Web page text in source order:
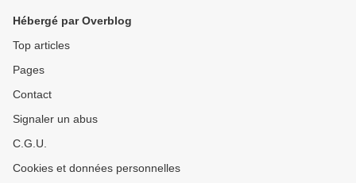
Hébergé par Overblog
Top articles
Pages
Contact
Signaler un abus
C.G.U.
Cookies et données personnelles